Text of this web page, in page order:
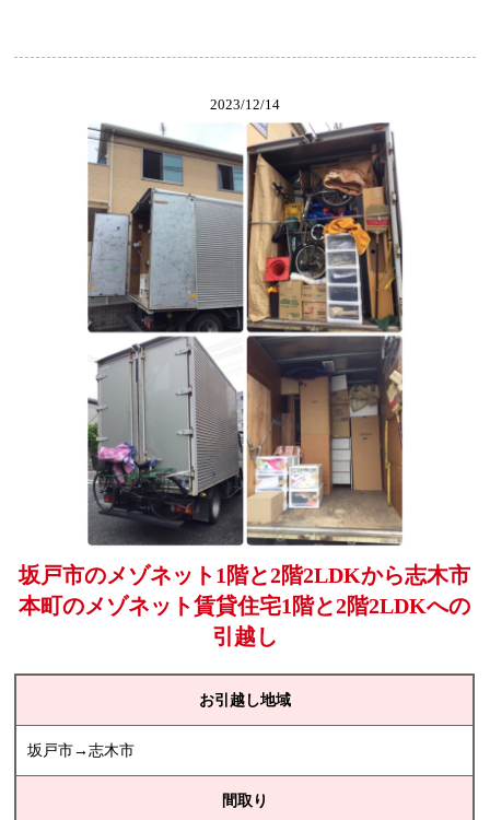
2023/12/14
坂戸市のメゾネット1階と2階2LDKから志木市
本町のメゾネット賃貸住宅1階と2階2LDKへの
引越し
お引越し地域
坂戸市→志木市
間取り